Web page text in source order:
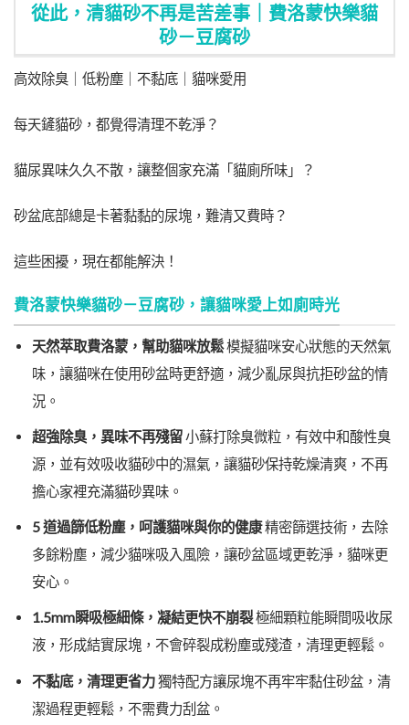
從此，清貓砂不再是苦差事｜費洛蒙快樂貓
砂－豆腐砂
高效除臭｜低粉塵｜不黏底｜貓咪愛用
每天鏟貓砂，都覺得清理不乾淨？
貓尿異味久久不散，讓整個家充滿「貓廁所味」？
砂盆底部總是卡著黏黏的尿塊，難清又費時？
這些困擾，現在都能解決！
費洛蒙快樂貓砂－豆腐砂，讓貓咪愛上如廁時光
天然萃取費洛蒙，幫助貓咪放鬆模擬貓咪安心狀態的天然氣
味，讓貓咪在使用砂盆時更舒適，減少亂尿與抗拒砂盆的情
況。
超強除臭，異味不再殘留小蘇打除臭微粒，有效中和酸性臭
源，並有效吸收貓砂中的濕氣，讓貓砂保持乾燥清爽，不再
擔心家裡充滿貓砂異味。
5 道過篩低粉塵，呵護貓咪與你的健康精密篩選技術，去除
多餘粉塵，減少貓咪吸入風險，讓砂盆區域更乾淨，貓咪更
安心。
1.5mm瞬吸極細條，凝結更快不崩裂極細顆粒能瞬間吸收尿
液，形成結實尿塊，不會碎裂成粉塵或殘渣，清理更輕鬆。
不黏底，清理更省力獨特配方讓尿塊不再牢牢黏住砂盆，清
潔過程更輕鬆，不需費力刮盆。